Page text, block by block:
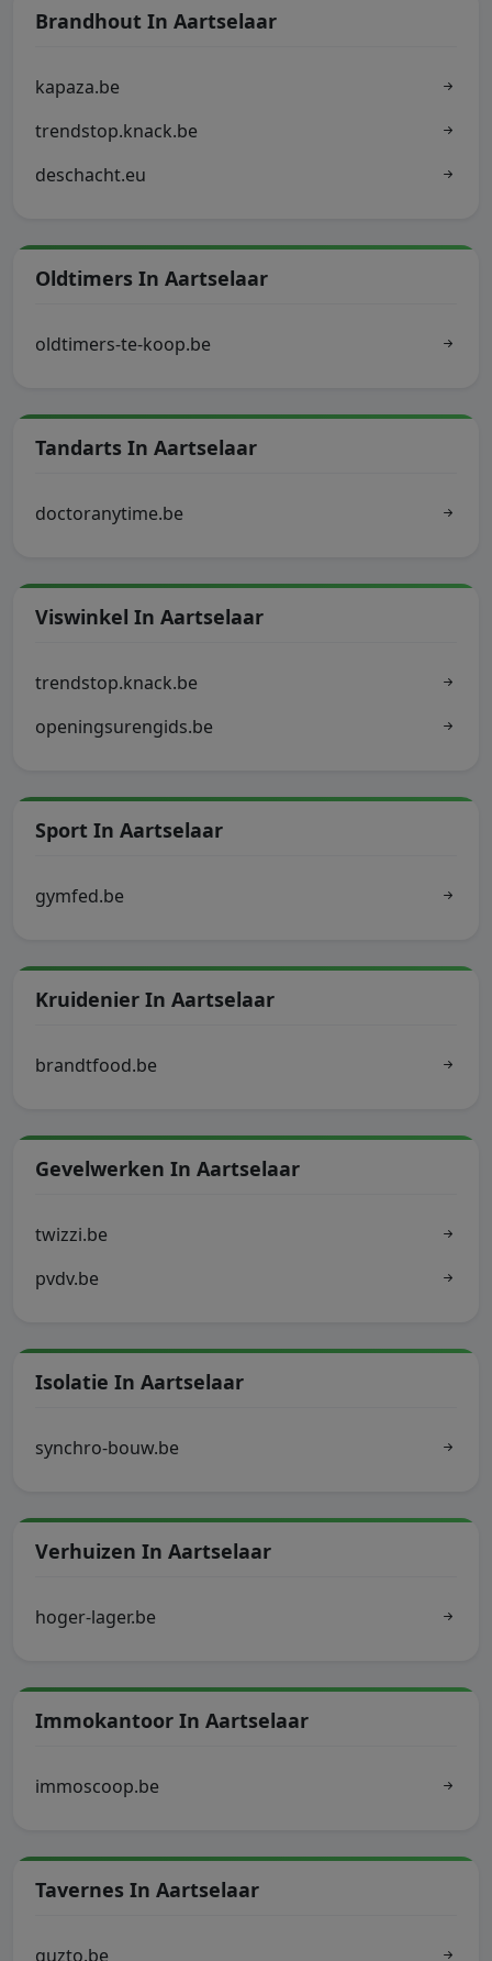
Brandhout In Aartselaar
kapaza.be
trendstop.knack.be
deschacht.eu
Oldtimers In Aartselaar
oldtimers-te-koop.be
Tandarts In Aartselaar
doctoranytime.be
Viswinkel In Aartselaar
trendstop.knack.be
openingsurengids.be
Sport In Aartselaar
gymfed.be
Kruidenier In Aartselaar
brandtfood.be
Gevelwerken In Aartselaar
twizzi.be
pvdv.be
Isolatie In Aartselaar
synchro-bouw.be
Verhuizen In Aartselaar
hoger-lager.be
Immokantoor In Aartselaar
immoscoop.be
Tavernes In Aartselaar
guzto.be